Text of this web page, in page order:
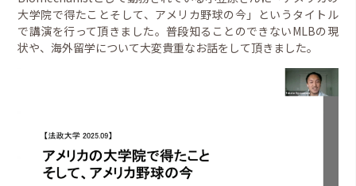
大学院で得たことそして、アメリカ野球の今」というタイトル
で講演を行って頂きました。普段知ることのできないMLBの現
状や、海外留学について大変貴重なお話をして頂きました。